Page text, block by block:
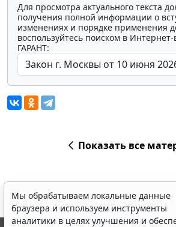
Для просмотра актуального текста
получения полной информации о
изменениях и порядке применения
воспользуйтесь поиском в
ГАРАНТ:
Показать все
Мы обрабатываем локальные данные
браузера и используем инструменты
аналитики в целях улучшения и